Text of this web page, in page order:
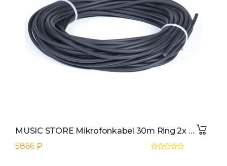
MUSIC STORE Mikrofonkabel 30m Ring 2x 0,22mmo
5866 ₽